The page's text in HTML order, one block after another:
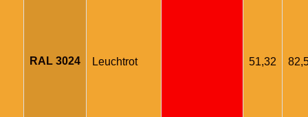
RAL 3024 Leuchtrot 51,32